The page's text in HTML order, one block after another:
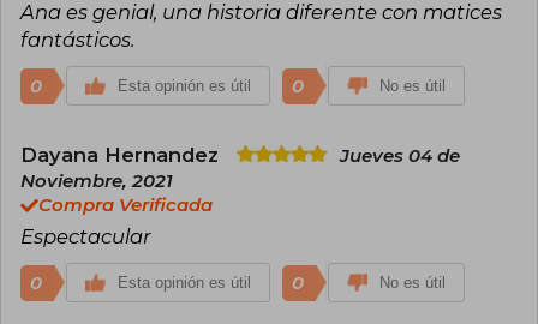
deseo.
Ana es genial, una historia diferente con matices
fantásticos.
0 Esta opinión es útil 0 No es útil
Dayana Hernandez
Jueves 04 de
Noviembre, 2021
Compra Verificada
Espectacular
0 Esta opinión es útil 0 No es útil